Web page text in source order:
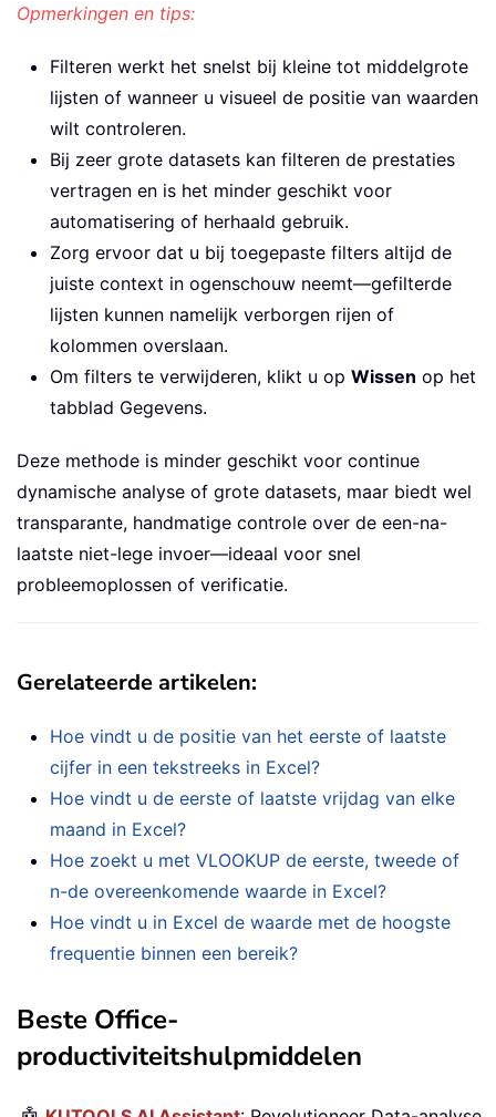
Opmerkingen en tips:
Filteren werkt het snelst bij kleine tot middelgrote
lijsten of wanneer u visueel de positie van waarden
wilt controleren.
Bij zeer grote datasets kan filteren de prestaties
vertragen en is het minder geschikt voor
automatisering of herhaald gebruik.
Zorg ervoor dat u bij toegepaste filters altijd de
juiste context in ogenschouw neemt—gefilterde
lijsten kunnen namelijk verborgen rijen of
kolommen overslaan.
Om filters te verwijderen, klikt u op Wissen op het
tabblad Gegevens.
Deze methode is minder geschikt voor continue
dynamische analyse of grote datasets, maar biedt wel
transparante, handmatige controle over de een-na-
laatste niet-lege invoer—ideaal voor snel
probleemoplossen of verificatie.
Gerelateerde artikelen:
Hoe vindt u de positie van het eerste of laatste
cijfer in een tekstreeks in Excel?
Hoe vindt u de eerste of laatste vrijdag van elke
maand in Excel?
Hoe zoekt u met VLOOKUP de eerste, tweede of
n-de overeenkomende waarde in Excel?
Hoe vindt u in Excel de waarde met de hoogste
frequentie binnen een bereik?
Beste Office-
productiviteitshulpmiddelen